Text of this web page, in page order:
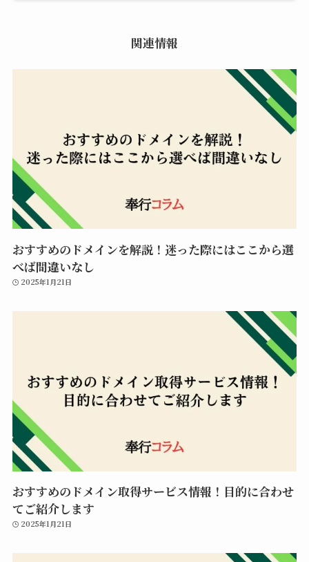
関連情報
おすすめのドメインを解説！迷った際にはここから選
べば間違いなし
2025年1月21日
おすすめのドメイン取得サービス情報！目的に合わせ
てご紹介します
2025年1月21日